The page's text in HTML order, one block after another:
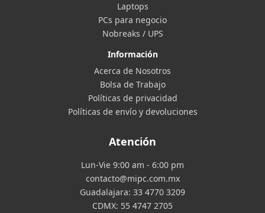
Laptops
PCs para negocio
Nobreaks / UPS
Información
Acerca de Nosotros
Bolsa de Trabajo
Políticas de privacidad
Políticas de envío y devoluciones
Atención
Lun-Vie 9:00 am - 6:00 pm
contacto@mipc.com.mx
Guadalajara: 33 4770 3209
CDMX: 55 4747 2705